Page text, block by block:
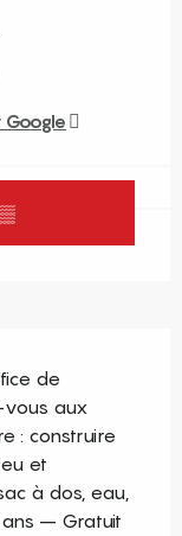
de
vous aux
: construire
et
à dos, eau,
– Gratuit